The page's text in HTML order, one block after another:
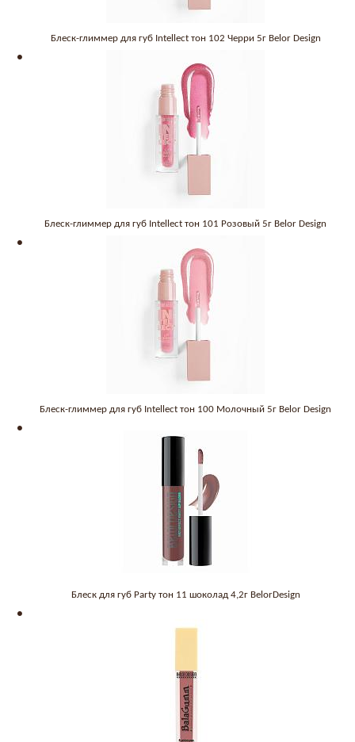
Блеск-глиммер для губ Intellect тон 102 Черри 5г Belor Design
Блеск-глиммер для губ Intellect тон 101 Розовый 5г Belor Design
Блеск-глиммер для губ Intellect тон 100 Молочный 5г Belor Design
Блеск для губ Party тон 11 шоколад 4,2г BelorDesign